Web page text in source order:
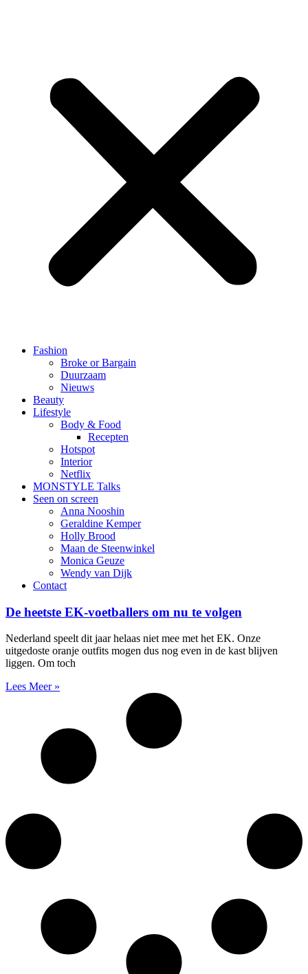
Fashion
Broke or Bargain
Duurzaam
Nieuws
Beauty
Lifestyle
Body & Food
Recepten
Hotspot
Interior
Netflix
MONSTYLE Talks
Seen on screen
Anna Nooshin
Geraldine Kemper
Holly Brood
Maan de Steenwinkel
Monica Geuze
Wendy van Dijk
Contact
De heetste EK-voetballers om nu te volgen
Nederland speelt dit jaar helaas niet mee met het EK. Onze
uitgedoste oranje outfits mogen dus nog even in de kast blijven
liggen. Om toch
Lees Meer »